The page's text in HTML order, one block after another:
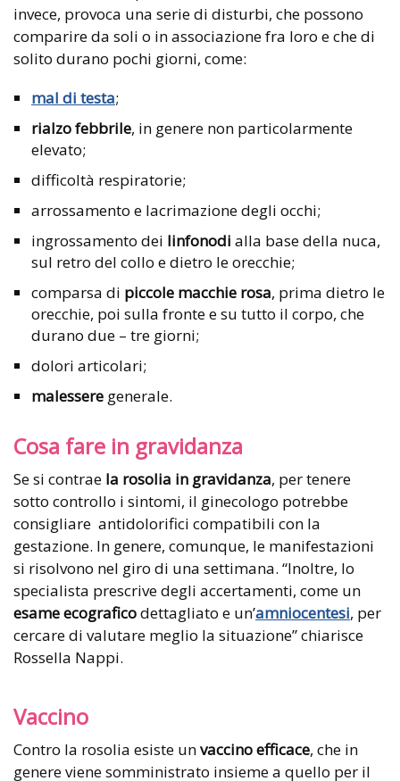
invece, provoca una serie di disturbi, che possono
comparire da soli o in associazione fra loro e che di
solito durano pochi giorni, come:
mal di testa;
rialzo febbrile, in genere non particolarmente
elevato;
difficoltà respiratorie;
arrossamento e lacrimazione degli occhi;
ingrossamento dei linfonodi alla base della nuca,
sul retro del collo e dietro le orecchie;
comparsa di piccole macchie rosa, prima dietro le
orecchie, poi sulla fronte e su tutto il corpo, che
durano due – tre giorni;
dolori articolari;
malessere generale.
Cosa fare in gravidanza
Se si contrae la rosolia in gravidanza, per tenere
sotto controllo i sintomi, il ginecologo potrebbe
consigliare antidolorifici compatibili con la
gestazione. In genere, comunque, le manifestazioni
si risolvono nel giro di una settimana. “Inoltre, lo
specialista prescrive degli accertamenti, come un
esame ecograficodettagliato e un’amniocentesi, per
cercare di valutare meglio la situazione” chiarisce
Rossella Nappi.
Vaccino
Contro la rosolia esiste unvaccino efficace, che in
genere viene somministrato insieme a quello per il